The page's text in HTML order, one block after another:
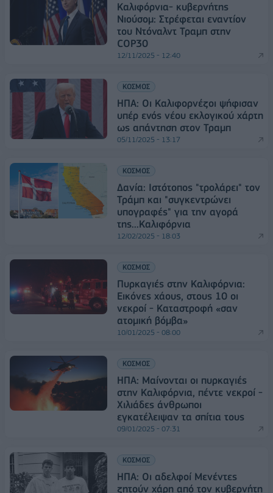
Καλιφόρνια- κυβερνήτης
Νιούσομ: Στρέφεται εναντίον
του Ντόναλντ Τραμπ στην
COP30
12/11/2025 - 12:40
ΚΟΣΜΟΣ
ΗΠΑ: Οι Καλιφορνέζοι ψήφισαν
υπέρ ενός νέου εκλογικού χάρτη
ως απάντηση στον Τραμπ
05/11/2025 - 13:17
ΚΟΣΜΟΣ
Δανία: Ιστότοπος "τρολάρει" τον
Τράμπ και "συγκεντρώνει
υπογραφές" για την αγορά
της...Καλιφόρνια
12/02/2025 - 18:03
ΚΟΣΜΟΣ
Πυρκαγιές στην Καλιφόρνια:
Εικόνες χάους, στους 10 οι
νεκροί - Καταστροφή «σαν
ατομική βόμβα»
10/01/2025 - 08:00
ΚΟΣΜΟΣ
ΗΠΑ: Μαίνονται οι πυρκαγιές
στην Καλιφόρνια, πέντε νεκροί -
Χιλιάδες άνθρωποι
εγκατέλειψαν τα σπίτια τους
09/01/2025 - 07:31
ΚΟΣΜΟΣ
ΗΠΑ: Οι αδελφοί Μενέντες
ζητούν χάρη από τον κυβερνήτη